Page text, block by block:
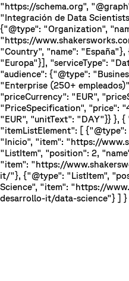
"https://schema.org",
"Integración de Data
{"@type": "Organization",
"https://
"Country", "name":
"Europa"}], "serviceType":
"audience": {"@type":
"Enterprise (250+
"priceCurrency": "EUR",
"PriceSpecification", "price":
"EUR", "unitText": "DAY"}} },
"itemListElement": [
"Inicio", "item": "https://
"ListItem", "position": 2,
"item": "https://
it/"}, {"@type": "ListItem",
Science", "item": "https://
desarrollo-it/data-science"} ]